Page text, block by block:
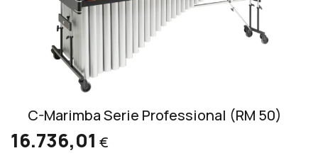
C-Marimba Serie Professional (RM 50)
16.736,01 €